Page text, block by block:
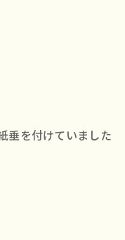
垂を付けていました